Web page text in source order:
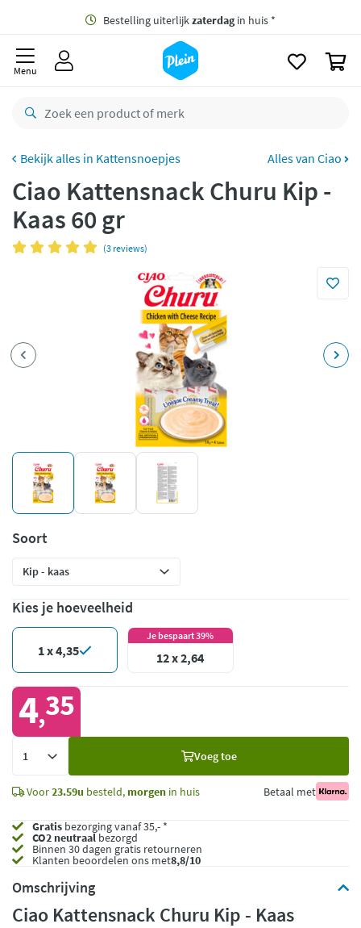
Gratis bezorging vanaf 35,- *
Bestelling uiterlijkzaterdag
retourneren
CO2 neutraal
Betaal met Klarna
Menu
Kattensnoepjes Alles van Ciao
Ciao Kattensnack Churu Kip -
Kaas 60 gr
(3 reviews)
Soort
Kies je hoeveelheid
1 x 4,35
Je bespaart 39%
12 x 2,64
4,35
Voeg toe
Voor23.59u besteld, morgen in huis Betaal met
Gratis bezorging vanaf 35,- *
CO2 neutraalbezorgd
Binnen 30 dagen gratis retourneren
Klanten beoordelen ons met8,8/10
Omschrijving
Ciao Kattensnack Churu Kip - Kaas